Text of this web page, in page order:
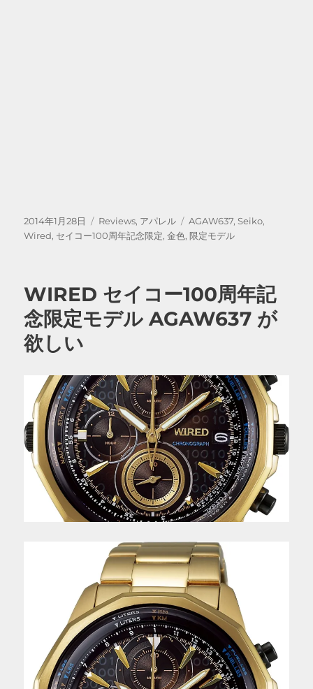
投
稿
2014年1月28日
カ
テ
Reviews, アパレル
タ
グ
AGAW637,Seiko,
Wired, セイコー100周年記念限定,金色,限定モデル
WIRED セイコー100周年記
念限定モデル AGAW637 が
欲しい